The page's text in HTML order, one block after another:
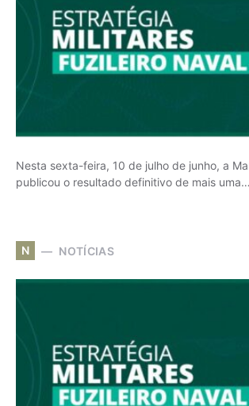
Nesta sexta-feira, 10 de julho de junho, a
publicou o resultado definitivo de mais uma…
N NOTÍCIAS